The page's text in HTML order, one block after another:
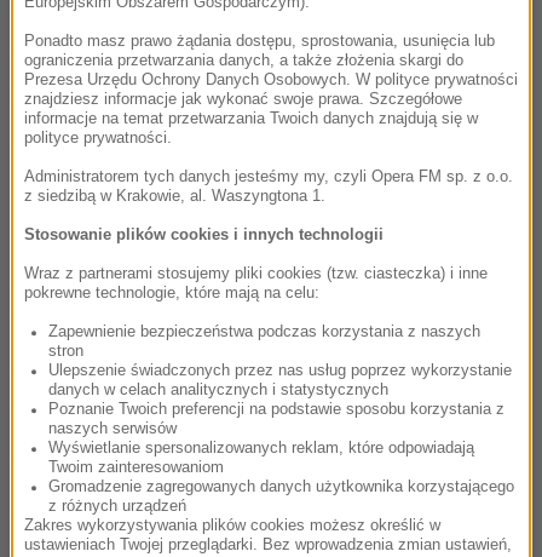
kompozytorem. Jak co roku Festiwal Muzyki Filmowej w
Krakowie obfitował będzie w różnorodne spotkania
towarzyszące głównym punktom programu, a większość z
nich odbędzie się w Centrum Festiwalowym.
Czy Szpicbergen może brzmieć jak soundtrack do filmu?
Przekonajcie się sami. Naukowcy z Katedry Mechaniki i
Wibroakustyki na Wydziale Inżynierii Mechanicznej i
Robotyki Akademii Górniczo-Hutniczej nagrali cielącego się
lodowca. Podczas wyprawy do Norwegii zarejestrowali
dźwięki lodowca w fazie pękania, które przypominały… burzę
w oddali. „To były grzmoty, niezbyt głośne, ale o bardzo
niskiej częstotliwości. Wtedy też w oddali widzieliśmy
niedźwiedzia białego. Do tego ta cisza, przerwana tylko
grzmotem, świadomość, że jesteśmy w tak odludnym i
niedostępnym miejscu, sprawiły, że wrażenie było absolutnie
niesamowite” – czytamy na blogu naukowym. Jak brzmi
największa wyspa Norwegii, położona w archipelagu
Svalbard, na Morzu Arktycznym, która w dużej mierze
Ponadto masz prawo żądania dostępu, sprostowania, usunięcia lub
ograniczenia przetwarzania danych, a także złożenia skargi do
Prezesa Urzędu Ochrony Danych Osobowych. W polityce prywatności
znajdziesz informacje jak wykonać swoje prawa. Szczegółowe
informacje na temat przetwarzania Twoich danych znajdują się w
polityce prywatności.
Administratorem tych danych jesteśmy my, czyli Opera FM sp. z o.o.
z siedzibą w Krakowie, al. Waszyngtona 1.
Stosowanie plików cookies i innych technologii
Wraz z partnerami stosujemy pliki cookies (tzw. ciasteczka) i inne
pokrewne technologie, które mają na celu:
Zapewnienie bezpieczeństwa podczas korzystania z naszych
stron
Ulepszenie świadczonych przez nas usług poprzez wykorzystanie
danych w celach analitycznych i statystycznych
Poznanie Twoich preferencji na podstawie sposobu korzystania z
naszych serwisów
Wyświetlanie spersonalizowanych reklam, które odpowiadają
Twoim zainteresowaniom
Gromadzenie zagregowanych danych użytkownika korzystającego
z różnych urządzeń
Zakres wykorzystywania plików cookies możesz określić w
ustawieniach Twojej przeglądarki. Bez wprowadzenia zmian ustawień,